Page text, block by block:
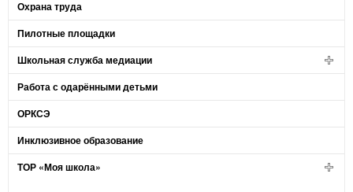
Охрана труда
Пилотные площадки
Школьная служба медиации
Работа с одарёнными детьми
ОРКСЭ
Инклюзивное образование
ТОР «Моя школа»